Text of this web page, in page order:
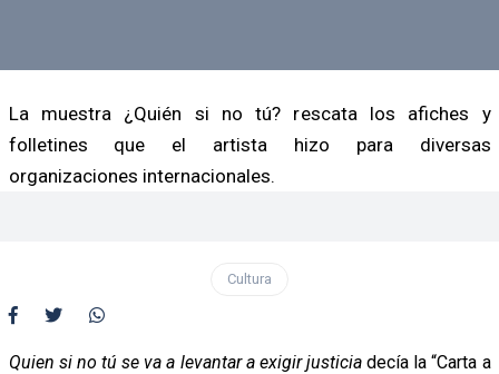
La muestra ¿Quién si no tú? rescata los afiches y
folletines que el artista hizo para diversas
organizaciones internacionales.
Cultura
Quien si no tú se va a levantar a exigir justiciadecía la “Carta a